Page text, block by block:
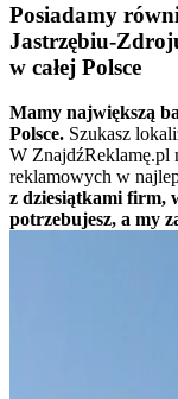
Posiadamy
Jastrzębiu-
w całej Polsce
Mamy największą
Polsce. Szukasz
W ZnajdźReklamę.pl
reklamowych w
z dziesiątkami firm,
potrzebujesz, a my